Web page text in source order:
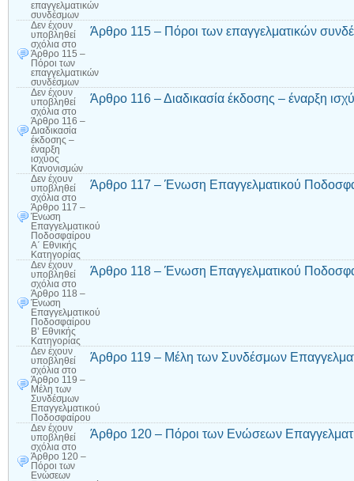
επαγγελματικών
συνδέσμων
Δεν έχουν
υποβληθεί
σχόλια στο
Άρθρο 115 –
Πόροι των
επαγγελματικών
συνδέσμων
Άρθρο 115 – Πόροι των επαγγελματικών
Δεν έχουν
υποβληθεί
σχόλια στο
Άρθρο 116 –
Διαδικασία
έκδοσης –
έναρξη
ισχύος
Κανονισμών
Άρθρο 116 – Διαδικασία έκδοσης – έναρξη
Δεν έχουν
υποβληθεί
σχόλια στο
Άρθρο 117 –
Ένωση
Επαγγελματικού
Ποδοσφαίρου
Α΄ Εθνικής
Κατηγορίας
Άρθρο 117 – Ένωση Επαγγελματικού
Δεν έχουν
υποβληθεί
σχόλια στο
Άρθρο 118 –
Ένωση
Επαγγελματικού
Ποδοσφαίρου
Β’ Εθνικής
Κατηγορίας
Άρθρο 118 – Ένωση Επαγγελματικού
Δεν έχουν
υποβληθεί
σχόλια στο
Άρθρο 119 –
Μέλη των
Συνδέσμων
Επαγγελματικού
Ποδοσφαίρου
Άρθρο 119 – Μέλη των Συνδέσμων
Δεν έχουν
υποβληθεί
σχόλια στο
Άρθρο 120 –
Πόροι των
Ενώσεων
Άρθρο 120 – Πόροι των Ενώσεων